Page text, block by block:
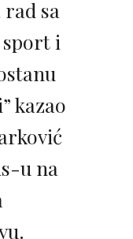
sa
sport i
kazao
u na